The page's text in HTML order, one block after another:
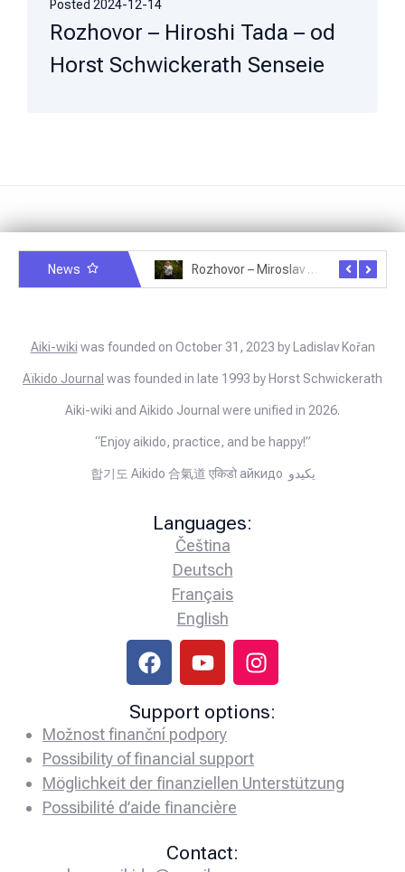
Posted 2024-12-14
Rozhovor – Hiroshi Tada – od
Horst Schwickerath Senseie
News Rozhovor – Miroslav Šmíd – 22.3.2025
Aiki-wiki was founded on October 31, 2023 by Ladislav Kořan
Aïkido Journal was founded in late 1993 by Horst Schwickerath
Aiki-wiki and Aikido Journal were unified in 2026.
“Enjoy aikido, practice, and be happy!”
합기도 Aikido 合氣道 एकिडो айкидо يكيدو
Languages:
Čeština
Deutsch
Français
English
Support options:
Možnost finanční podpory
Possibility of financial support
Möglichkeit der finanziellen Unterstützung
Possibilité d’aide financière
Contact: